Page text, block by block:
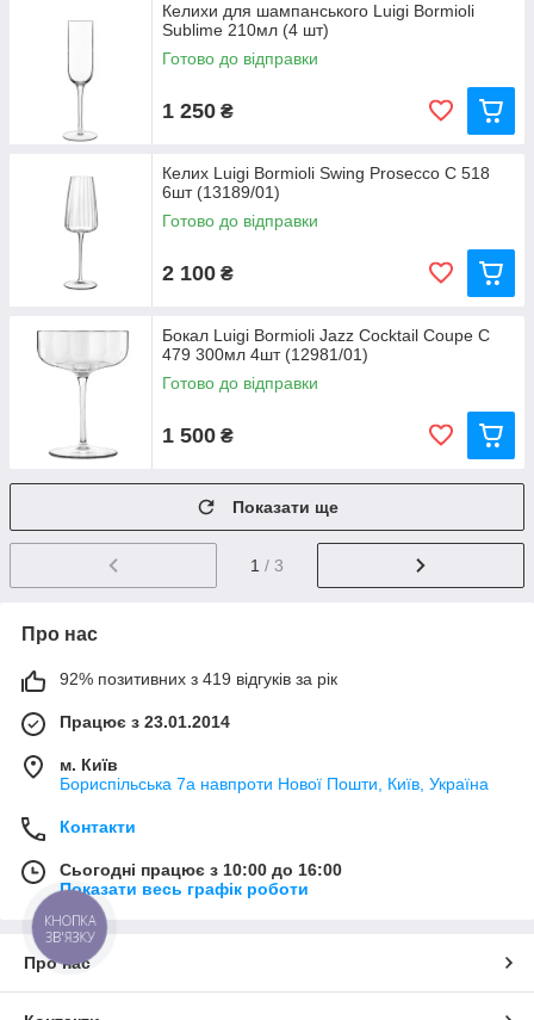
Келихи для шампанського Luigi Bormioli
Sublime 210мл (4 шт)
Готово до відправки
1 250 ₴
Келих Luigi Bormioli Swing Prosecco C 518
6шт (13189/01)
Готово до відправки
2 100 ₴
Бокал Luigi Bormioli Jazz Cocktail Coupe С
479 300мл 4шт (12981/01)
Готово до відправки
1 500 ₴
Показати ще
1 / 3
Про нас
92% позитивних з 419 відгуків за рік
Працює з 23.01.2014
м. Київ
Бориспільська 7а навпроти Нової Пошти, Київ, Україна
Контакти
Сьогодні працює з 10:00 до 16:00
Показати весь графік роботи
Про нас
КНОПКА
ЗВ'ЯЗКУ